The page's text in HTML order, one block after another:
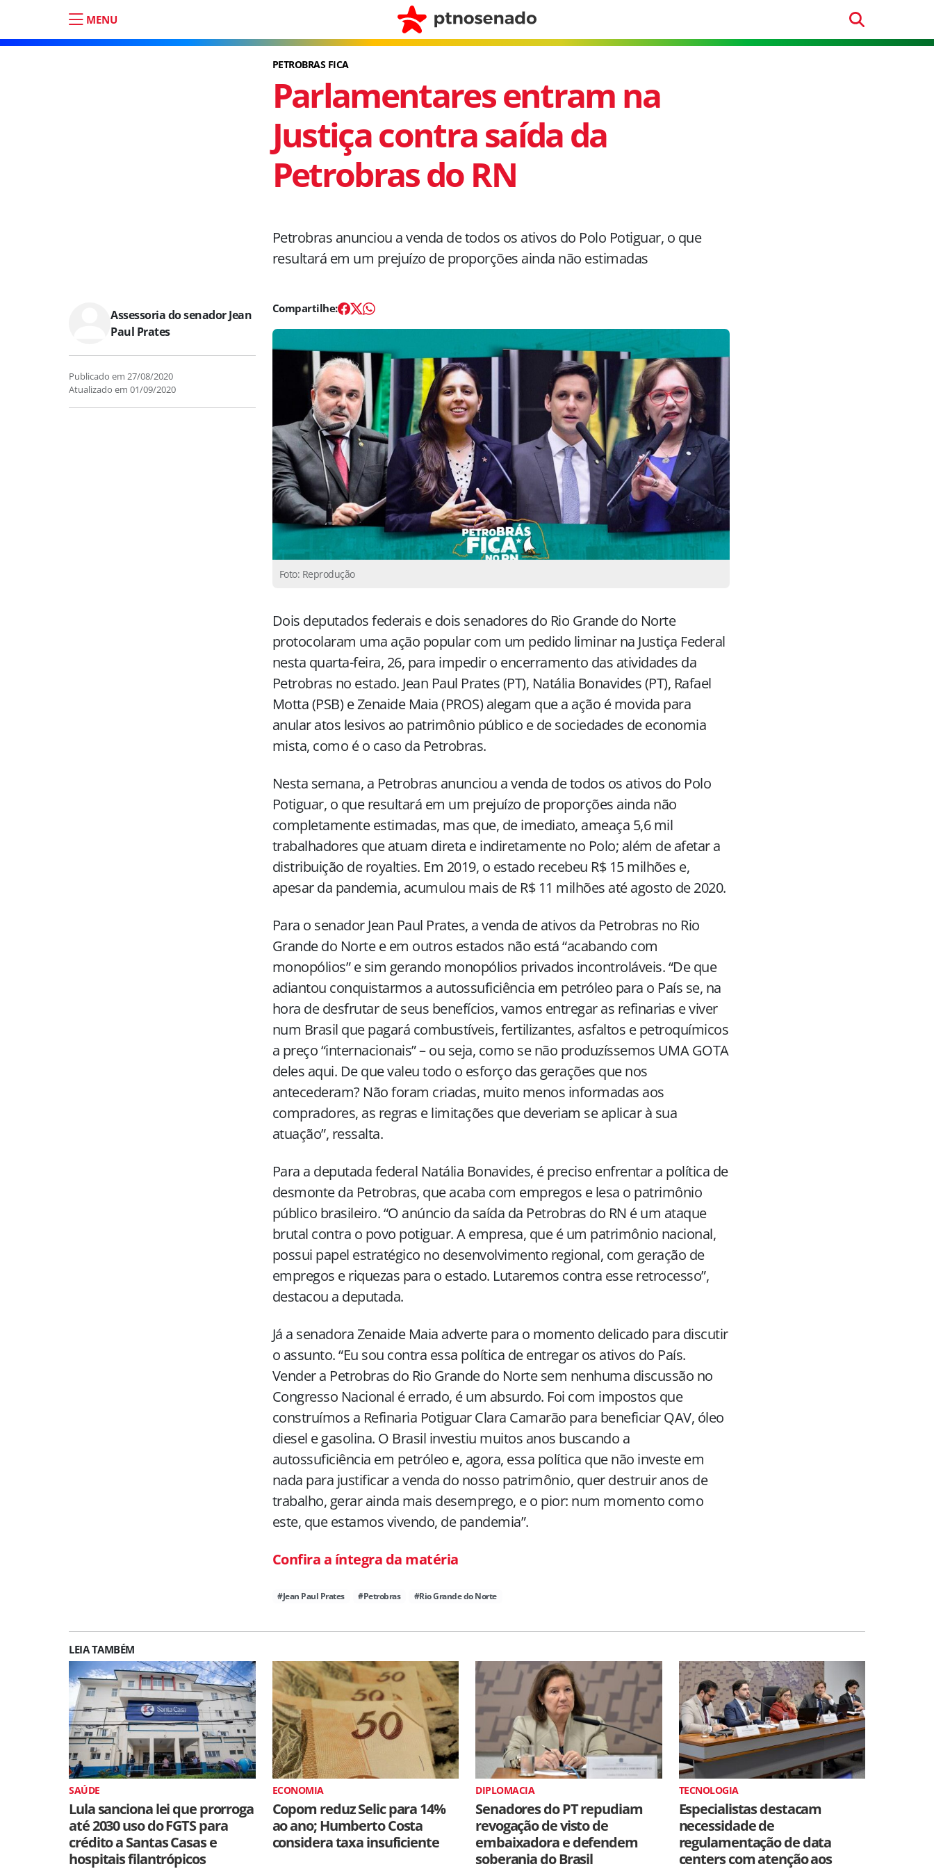
MENU
PETROBRAS FICA
Parlamentares entram na
Justiça contra saída da
Petrobras do RN
Petrobras anunciou a venda de todos os ativos do Polo Potiguar, o que
resultará em um prejuízo de proporções ainda não estimadas
Assessoria do senador Jean
Paul Prates
Publicado em 27/08/2020
Atualizado em 01/09/2020
Foto: Reprodução
Dois deputados federais e dois senadores do Rio Grande do Norte
protocolaram uma ação popular com um pedido liminar na Justiça Federal
nesta quarta-feira, 26, para impedir o encerramento das atividades da
Petrobras no estado. Jean Paul Prates (PT), Natália Bonavides (PT), Rafael
Motta (PSB) e Zenaide Maia (PROS) alegam que a ação é movida para
anular atos lesivos ao patrimônio público e de sociedades de economia
mista, como é o caso da Petrobras.
Nesta semana, a Petrobras anunciou a venda de todos os ativos do Polo
Potiguar, o que resultará em um prejuízo de proporções ainda não
completamente estimadas, mas que, de imediato, ameaça 5,6 mil
trabalhadores que atuam direta e indiretamente no Polo; além de afetar a
distribuição de royalties. Em 2019, o estado recebeu R$ 15 milhões e,
apesar da pandemia, acumulou mais de R$ 11 milhões até agosto de 2020.
Para o senador Jean Paul Prates, a venda de ativos da Petrobras no Rio
Grande do Norte e em outros estados não está “acabando com
monopólios” e sim gerando monopólios privados incontroláveis. “De que
adiantou conquistarmos a autossuficiência em petróleo para o País se, na
hora de desfrutar de seus benefícios, vamos entregar as refinarias e viver
num Brasil que pagará combustíveis, fertilizantes, asfaltos e petroquímicos
a preço “internacionais” – ou seja, como se não produzíssemos UMA GOTA
deles aqui. De que valeu todo o esforço das gerações que nos
antecederam? Não foram criadas, muito menos informadas aos
compradores, as regras e limitações que deveriam se aplicar à sua
atuação”, ressalta.
Para a deputada federal Natália Bonavides, é preciso enfrentar a política de
desmonte da Petrobras, que acaba com empregos e lesa o patrimônio
público brasileiro. “O anúncio da saída da Petrobras do RN é um ataque
brutal contra o povo potiguar. A empresa, que é um patrimônio nacional,
possui papel estratégico no desenvolvimento regional, com geração de
empregos e riquezas para o estado. Lutaremos contra esse retrocesso”,
destacou a deputada.
Já a senadora Zenaide Maia adverte para o momento delicado para discutir
o assunto. “Eu sou contra essa política de entregar os ativos do País.
Vender a Petrobras do Rio Grande do Norte sem nenhuma discussão no
Congresso Nacional é errado, é um absurdo. Foi com impostos que
construímos a Refinaria Potiguar Clara Camarão para beneficiar QAV, óleo
diesel e gasolina. O Brasil investiu muitos anos buscando a
autossuficiência em petróleo e, agora, essa política que não investe em
nada para justificar a venda do nosso patrimônio, quer destruir anos de
trabalho, gerar ainda mais desemprego, e o pior: num momento como
este, que estamos vivendo, de pandemia”.
Confira a íntegra da matéria
#Jean Paul Prates #Petrobras #Rio Grande do Norte
LEIA TAMBÉM
SAÚDE
Lula sanciona lei que prorroga
até 2030 uso do FGTS para
crédito a Santas Casas e
hospitais filantrópicos
ECONOMIA
Copom reduz Selic para 14%
ao ano; Humberto Costa
considera taxa insuficiente
DIPLOMACIA
Senadores do PT repudiam
revogação de visto de
embaixadora e defendem
soberania do Brasil
TECNOLOGIA
Especialistas destacam
necessidade de
regulamentação de data
centers com atenção aos